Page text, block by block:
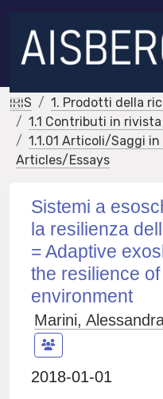
IRIS
1. Prodotti della
1.1 Contributi in
1.1.01 Articoli/Saggi
Articles/Essays
Sistemi a
la resilienza
= Adaptive
the resilience
environment
Marini,
2018-01-01